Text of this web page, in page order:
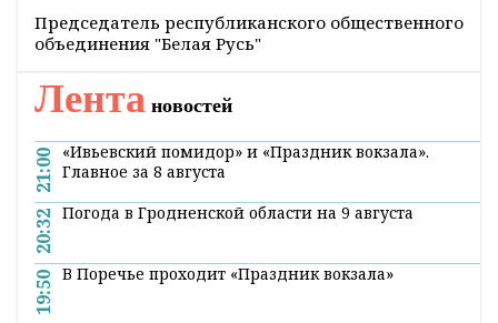
Председатель республиканского общественного
объединения "Белая Русь"
Лента новостей
21:00
«Ивьевский помидор» и «Праздник вокзала».
Главное за 8 августа
20:32 Погода в Гродненской области на 9 августа
19:50 В Поречье проходит «Праздник вокзала»